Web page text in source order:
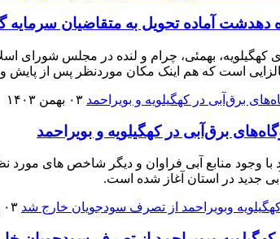
دهدشت آماده تحویل به متقاضیان
است که هم اینک مکان موردنظر پس از پایش و
۰۳ بهمن ۱۴۰۳
برق‌آبی در کهگیلویه و بویراحمد
با وجود منابع آبی فراوان و دیگر شاخص های
۰۳ بهمن ۱۴۰۳